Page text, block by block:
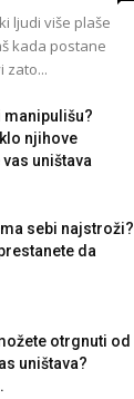
ljudi više plaše
kada postane
zato...
njihove
vas uništava
sebi najstroži?
da
otrgnuti od
uništava?